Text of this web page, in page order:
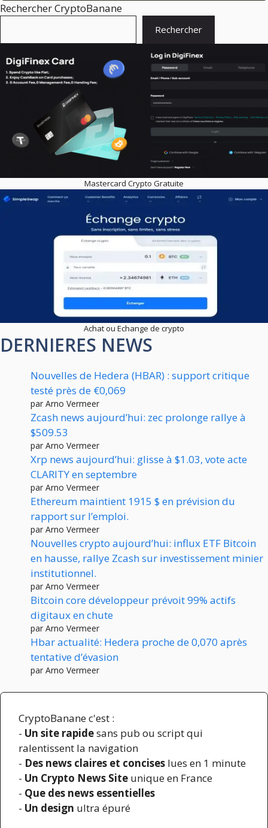
Rechercher CryptoBanane
Rechercher
Mastercard Crypto Gratuite
Achat ou Echange de crypto
DERNIERES NEWS
Nouvelles de Hedera (HBAR) : support critique
testé près de €0,069
par Arno Vermeer
Zcash news aujourd’hui: zec prolonge rallye à
$509.53
par Arno Vermeer
Xrp news aujourd’hui: glisse à $1.03, vote acte
CLARITY en septembre
par Arno Vermeer
Ethereum maintient 1915 $ en prévision du
rapport sur l’emploi.
par Arno Vermeer
Nouvelles crypto aujourd’hui: influx ETF Bitcoin
en hausse, rallye Zcash sur investissement minier
institutionnel.
par Arno Vermeer
Bitcoin core développeur prévoit 99% actifs
digitaux en chute
par Arno Vermeer
Hbar actualité: Hedera proche de 0,070 après
tentative d’évasion
par Arno Vermeer
CryptoBanane c'est :
- Un site rapidesans pub ou script qui
ralentissent la navigation
- Des news claires et concises lues en 1 minute
- Un Crypto News Site unique en France
- Que des news essentielles
- Un design ultra épuré